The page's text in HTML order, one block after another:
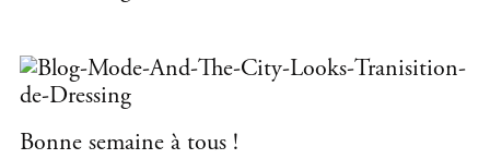
Bonne semaine à tous !